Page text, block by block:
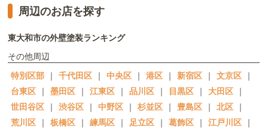
周辺のお店を探す
東大和市の外壁塗装ランキング
その他周辺
特別区部 ｜ 千代田区 ｜ 中央区 ｜ 港区 ｜ 新宿区 ｜ 文京区 ｜
台東区 ｜ 墨田区 ｜ 江東区 ｜ 品川区 ｜ 目黒区 ｜ 大田区 ｜
世田谷区 ｜ 渋谷区 ｜ 中野区 ｜ 杉並区 ｜ 豊島区 ｜ 北区 ｜
荒川区 ｜ 板橋区 ｜ 練馬区 ｜ 足立区 ｜ 葛飾区 ｜ 江戸川区 ｜